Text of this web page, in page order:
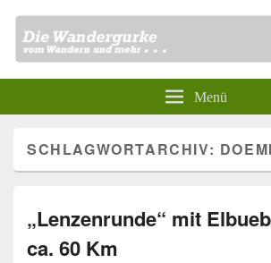
Menü
SCHLAGWORTARCHIV:
„Lenzenrunde“ mit
ca. 60 Km